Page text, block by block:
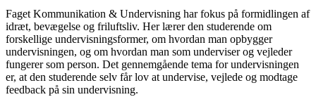
Faget Kommunikation & Undervisning har fokus på formidlingen af
idræt, bevægelse og friluftsliv. Her lærer den studerende om
forskellige undervisningsformer, om hvordan man opbygger
undervisningen, og om hvordan man som underviser og vejleder
fungerer som person. Det gennemgående tema for undervisningen
er, at den studerende selv får lov at undervise, vejlede og modtage
feedback på sin undervisning.